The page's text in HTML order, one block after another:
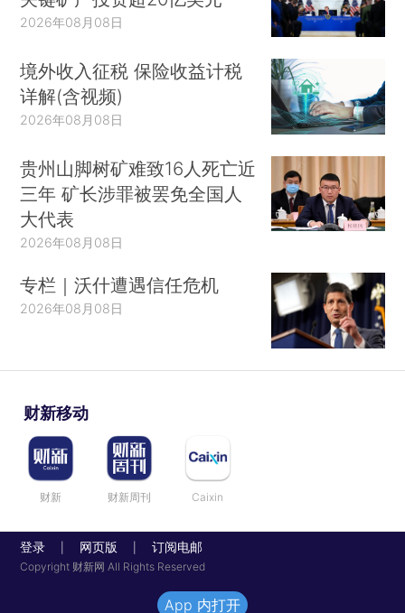
2026年08月08日
境外收入征税 保险收益计税
详解(含视频)
2026年08月08日
贵州山脚树矿难致16人死亡近
三年 矿长涉罪被罢免全国人
大代表
2026年08月08日
专栏｜沃什遭遇信任危机
2026年08月08日
财新移动
财新 财新周刊 Caixin
登录 网页版 订阅电邮
Copyright 财新网 All Rights Reserved
App 内打开